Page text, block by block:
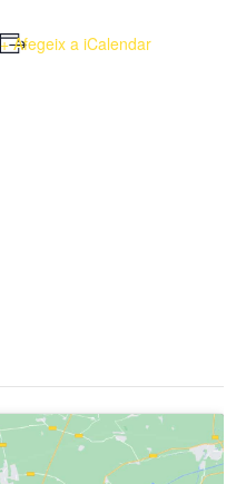
+ Afegeix a iCalendar